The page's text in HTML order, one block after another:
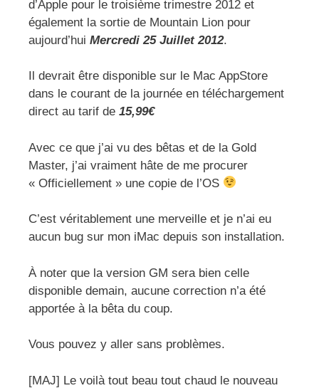
d’Apple pour le troisième trimestre 2012 et
également la sortie de Mountain Lion pour
aujourd’hui Mercredi 25 Juillet 2012.
Il devrait être disponible sur le Mac AppStore
dans le courant de la journée en téléchargement
direct au tarif de 15,99€
Avec ce que j’ai vu des bêtas et de la Gold
Master, j’ai vraiment hâte de me procurer
« Officiellement » une copie de l’OS
C’est véritablement une merveille et je n’ai eu
aucun bug sur mon iMac depuis son installation.
À noter que la version GM sera bien celle
disponible demain, aucune correction n’a été
apportée à la bêta du coup.
Vous pouvez y aller sans problèmes.
[MAJ] Le voilà tout beau tout chaud le nouveau